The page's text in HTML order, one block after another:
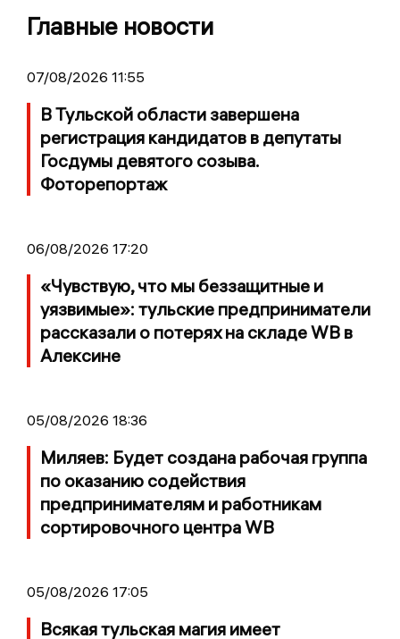
Главные новости
07/08/2026 11:55
В Тульской области завершена
регистрация кандидатов в депутаты
Госдумы девятого созыва.
Фоторепортаж
06/08/2026 17:20
«Чувствую, что мы беззащитные и
уязвимые»: тульские предприниматели
рассказали о потерях на складе WB в
Алексине
05/08/2026 18:36
Миляев: Будет создана рабочая группа
по оказанию содействия
предпринимателям и работникам
сортировочного центра WB
05/08/2026 17:05
Всякая тульская магия имеет